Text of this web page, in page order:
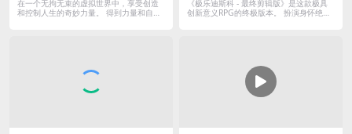
+全DLC+全资料片｜支持移动硬盘
在一个无拘无束的虚拟世界中，享受创造
和控制人生的奇妙力量。 得到力量和自
《极乐迪斯科 - 最终剪辑版》是这款极具
创新意义RPG的终极版本。 扮演身怀绝